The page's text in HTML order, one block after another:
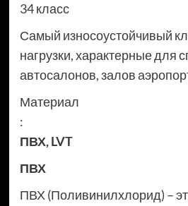
34 класс
Самый износоустойчивый
нагрузки, характерные для
автосалонов, залов
Материал
:
ПВХ,LVT
ПВХ
ПВХ (Поливинилхлорид) –